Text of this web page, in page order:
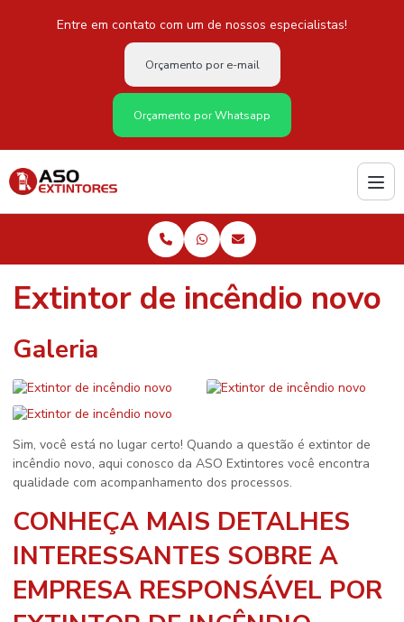
Entre em contato com um de nossos especialistas!
Orçamento por e-mail
Orçamento por Whatsapp
Extintor de incêndio novo
Galeria
Sim, você está no lugar certo! Quando a questão é extintor de
incêndio novo, aqui conosco da ASO Extintores você encontra
qualidade com acompanhamento dos processos.
CONHEÇA MAIS DETALHES
INTERESSANTES SOBRE A
EMPRESA RESPONSÁVEL POR